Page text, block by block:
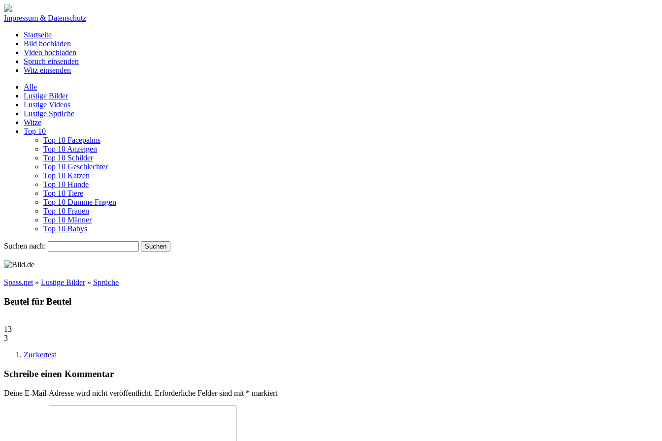
Impressum & Datenschutz
Startseite
Bild hochladen
Video hochladen
Spruch einsenden
Witz einsenden
Alle
Lustige Bilder
Lustige Videos
Lustige Sprüche
Witze
Top 10
Top 10 Facepalms
Top 10 Anzeigen
Top 10 Schilder
Top 10 Geschlechter
Top 10 Katzen
Top 10 Hunde
Top 10 Tiere
Top 10 Dumme Fragen
Top 10 Frauen
Top 10 Männer
Top 10 Babys
Suchen nach:
Spass.net » Lustige Bilder» Sprüche
Beutel für Beutel
13
3
Zuckertest
Schreibe einen Kommentar
Deine E-Mail-Adresse wird nicht veröffentlicht. Erforderliche Felder sind mit * markiert